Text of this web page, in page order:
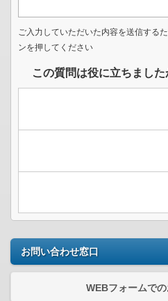
ご入力していただいた内容を送信する
ンを押してください
この質問は役に立ちました
お問い合わせ窓口
WEBフォームで